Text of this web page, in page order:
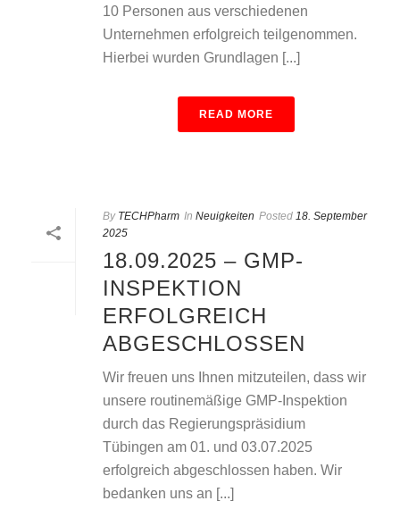
10 Personen aus verschiedenen
Unternehmen erfolgreich teilgenommen.
Hierbei wurden Grundlagen [...]
READ MORE
By TECHPharm In Neuigkeiten Posted 18. September
2025
18.09.2025 – GMP-
INSPEKTION
ERFOLGREICH
ABGESCHLOSSEN
Wir freuen uns Ihnen mitzuteilen, dass wir
unsere routinemäßige GMP-Inspektion
durch das Regierungspräsidium
Tübingen am 01. und 03.07.2025
erfolgreich abgeschlossen haben. Wir
bedanken uns an [...]